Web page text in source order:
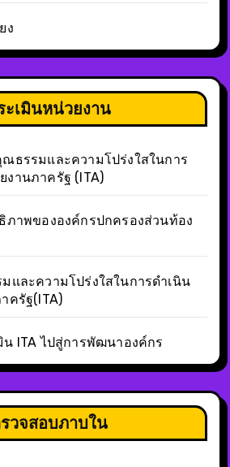
ง
ะเมินหน่วยงาน
ธรรมและความโปร่งใสในการ
งานภาครัฐ (ITA)
ภาพขององค์กรปกครองส่วนท้อง
และความโปร่งใสในการดำเนิน
ครัฐ(ITA)
น ITA ไปสู่การพัฒนาองค์กร
วจสอบภาบใน